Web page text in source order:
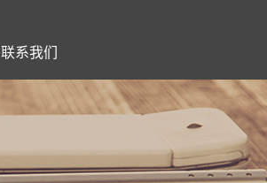
联系我们